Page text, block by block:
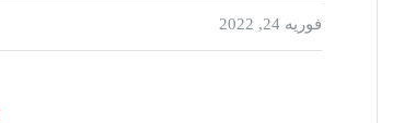
فوریه 24, 2022